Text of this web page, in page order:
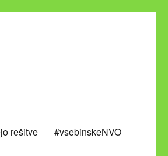
rešitve #vsebinskeNVO